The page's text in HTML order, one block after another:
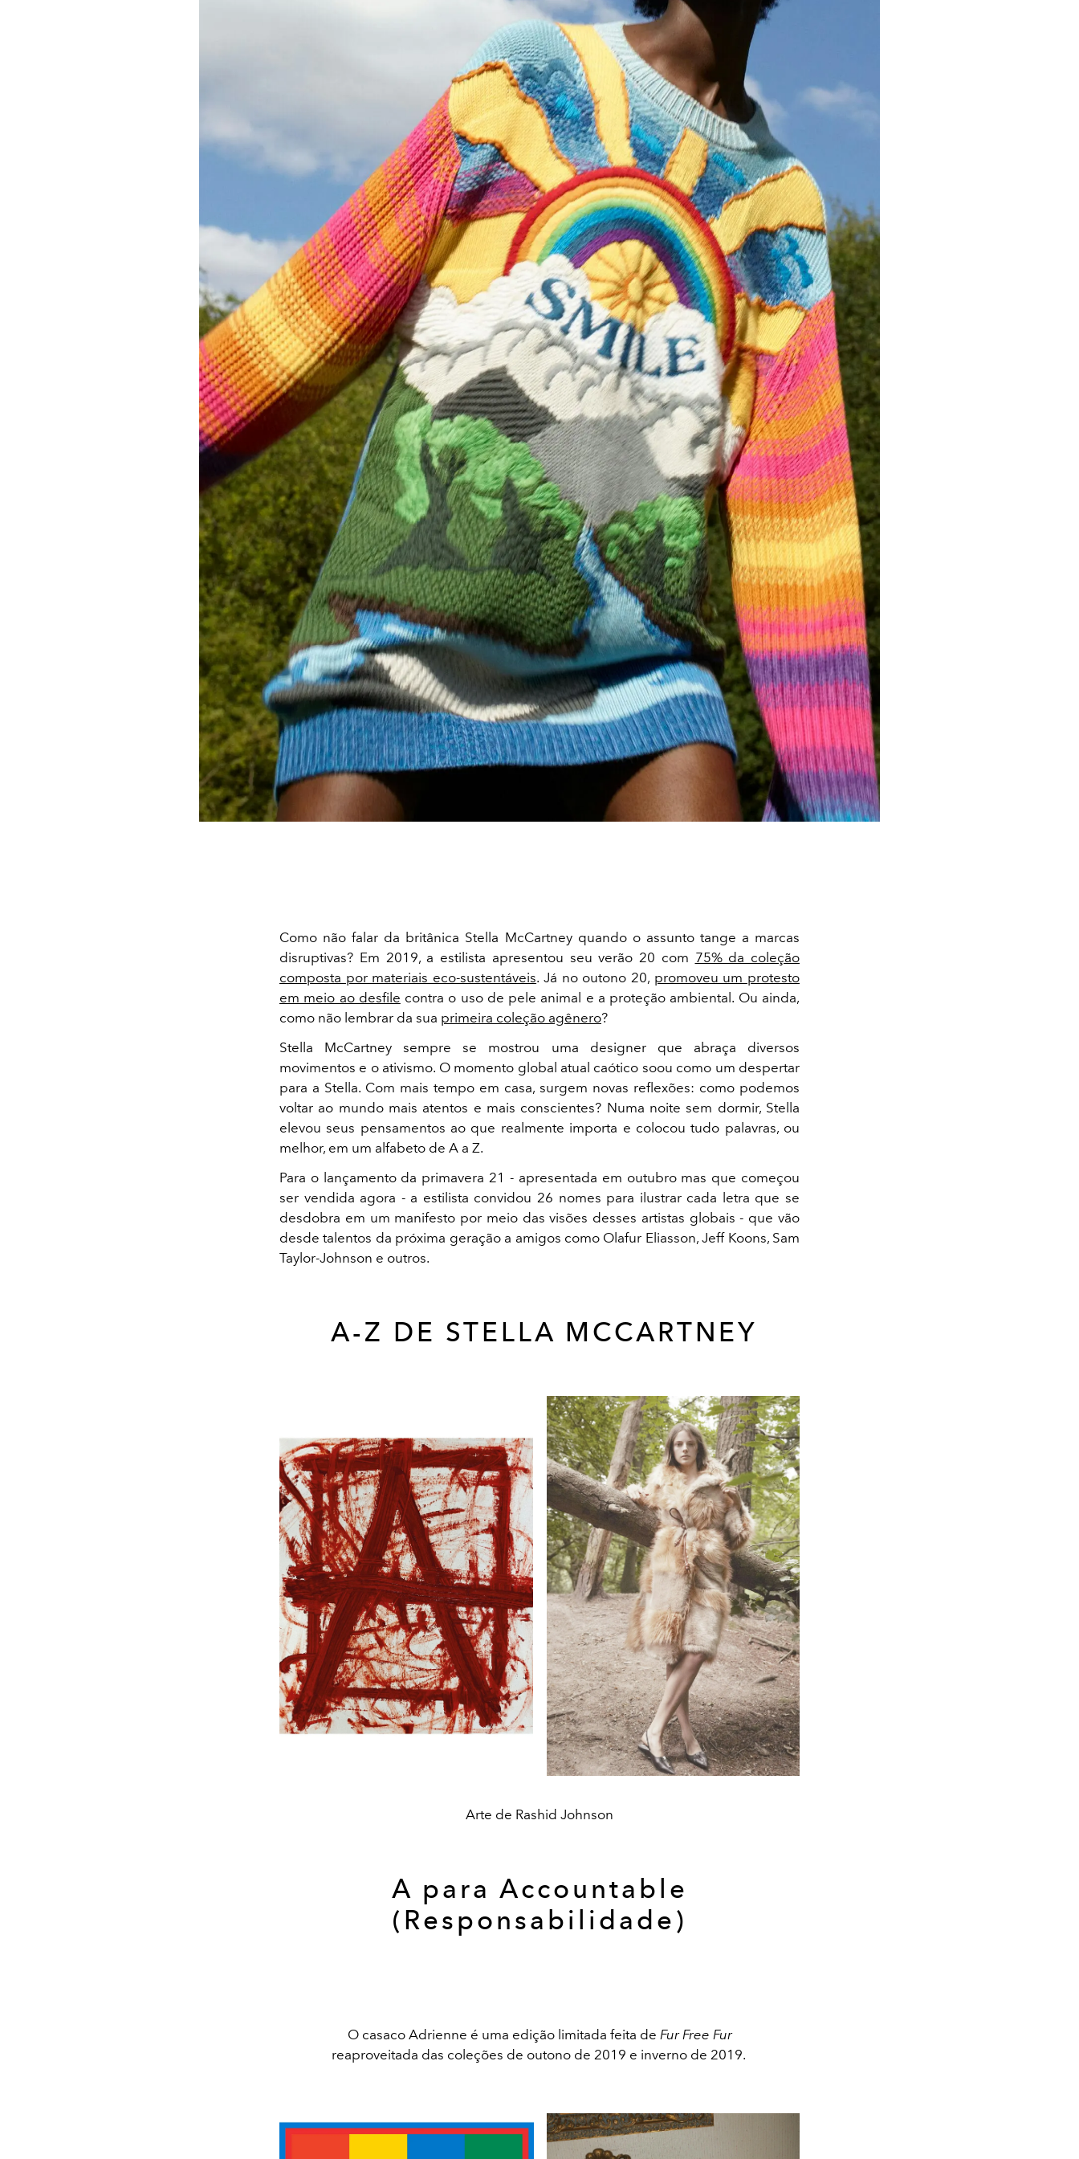
Como não falar da britânica Stella McCartney quando o assunto tange a marcas
disruptivas? Em 2019, a estilista apresentou seu verão 20 com 75% da coleção
composta por materiais eco-sustentáveis. Já no outono 20, promoveu um protesto
em meio ao desfile contra o uso de pele animal e a proteção ambiental. Ou ainda,
como não lembrar da sua primeira coleção agênero?
Stella McCartney sempre se mostrou uma designer que abraça diversos
movimentos e o ativismo. O momento global atual caótico soou como um despertar
para a Stella. Com mais tempo em casa, surgem novas reflexões: como podemos
voltar ao mundo mais atentos e mais conscientes? Numa noite sem dormir, Stella
elevou seus pensamentos ao que realmente importa e colocou tudo palavras, ou
melhor, em um alfabeto de A a Z.
Para o lançamento da primavera 21 - apresentada em outubro mas que começou
ser vendida agora - a estilista convidou 26 nomes para ilustrar cada letra que se
desdobra em um manifesto por meio das visões desses artistas globais - que vão
desde talentos da próxima geração a amigos como Olafur Eliasson, Jeff Koons, Sam
Taylor-Johnson e outros.
A-Z DE STELLA MCCARTNEY
Arte de Rashid Johnson
A para Accountable
(Responsabilidade)
O casaco Adrienne é uma edição limitada feita de Fur Free Fur
reaproveitada das coleções de outono de 2019 e inverno de 2019.